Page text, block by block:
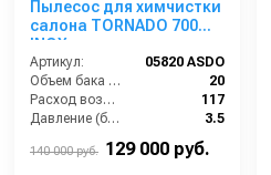
Пылесос для химчистки
салона TORNADO 700
INOX
Артикул:
05820 ASDO
Объем бака (л):
20
Расход воздуха (л/сек):
117
Давление (бар):
3.5
140 000 руб. 129 000 руб.